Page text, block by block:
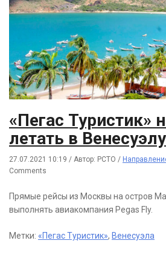
«Пегас Туристик»
летать в Венесуэлу
27.07.2021 10:19 / Автор: РСТО /
Comments
Прямые рейсы из Москвы на остров
выполнять авиакомпания Pegas Fly.
Метки: «Пегас Туристик», Венесуэла